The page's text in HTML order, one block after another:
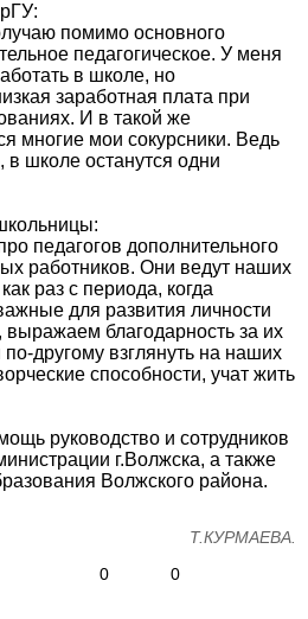
помимо основного
педагогическое. У меня
в школе, но
заработная плата при
И в такой же
многие мои сокурсники. Ведь
в школе останутся одни
педагогов дополнительного
работников. Они ведут наших
раз с периода, когда
для развития личности
благодарность за их
другому взглянуть на наших
способности, учат жить
руководство и сотрудников
г.Волжска, а также
Волжского района.
Т.КУРМАЕВА.
0
0